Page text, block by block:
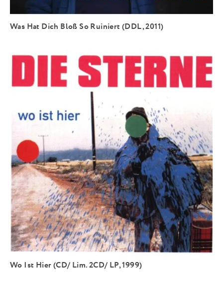
Was Hat Dich Bloß So Ruiniert (DDL, 2011)
Wo Ist Hier (CD/ Lim. 2CD/ LP, 1999)